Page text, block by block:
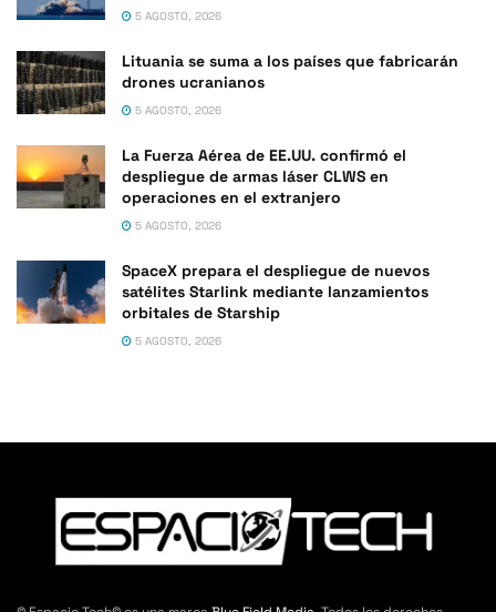
5 AGOSTO, 2026
Lituania se suma a los países que fabricarán
drones ucranianos
5 AGOSTO, 2026
La Fuerza Aérea de EE.UU. confirmó el
despliegue de armas láser CLWS en
operaciones en el extranjero
5 AGOSTO, 2026
SpaceX prepara el despliegue de nuevos
satélites Starlink mediante lanzamientos
orbitales de Starship
5 AGOSTO, 2026